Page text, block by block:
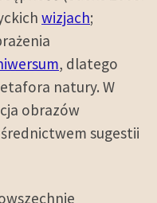
wizjach;
, dlatego
natury. W
obrazów
sugestii